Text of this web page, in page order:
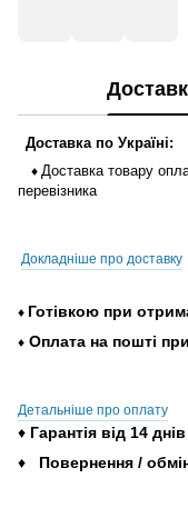
Доставка по Україні:
♦ Доставка товару
перевізника
Докладніше про доставку
♦ Готівкою при
♦ Оплата на пошті при
Детальніше про оплату
♦ Гарантія від 14 днів
♦ Повернення /